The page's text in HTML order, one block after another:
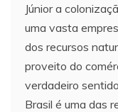
Júnior a
uma vasta
dos recursos
proveito do
verdadeiro
Brasil é uma das